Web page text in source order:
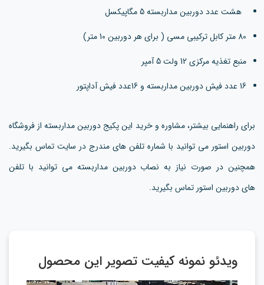
هشت عدد دوربین مداربسته 5 مگاپیکسل
80 متر کابل ترکیبی مسی ( برای هر دوربین 10 متر)
منبع تغذیه مرکزی 12 ولت 5 آمپر
16 عدد فیش دوربین مداربسته و 16عدد فیش آداپتور
برای راهنمایی بیشتر، مشاوره و خرید این پکیج دوربین مداربسته از فروشگاه
دوربین استور می توانید با شماره تلفن های مندرج در سایت تماس بگیرید.
همچنین در صورت نیاز به نصاب دوربین مداربسته می توانید با تلفن
های دوربین استور تماس بگیرید.
ویدئو نمونه کیفیت تصویر این محصول